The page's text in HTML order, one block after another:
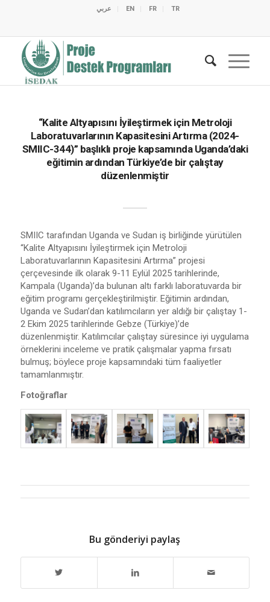
عربي EN FR TR
MC
C
COMCE
C
COMCE
C
“Kalite Altyapısını İyileştirmek için Metroloji
Laboratuvarlarının Kapasitesini Artırma (2024-
SMIIC-344)” başlıklı proje kapsamında Uganda’daki
eğitimin ardından Türkiye’de bir çalıştay
düzenlenmiştir
SMIIC tarafından Uganda ve Sudan iş birliğinde yürütülen
“Kalite Altyapısını İyileştirmek için Metroloji
Laboratuvarlarının Kapasitesini Artırma” projesi
çerçevesinde ilk olarak 9-11 Eylül 2025 tarihlerinde,
Kampala (Uganda)’da bulunan altı farklı laboratuvarda bir
eğitim programı gerçekleştirilmiştir. Eğitimin ardından,
Uganda ve Sudan’dan katılımcıların yer aldığı bir çalıştay 1-
2 Ekim 2025 tarihlerinde Gebze (Türkiye)’de
düzenlenmiştir. Katılımcılar çalıştay süresince iyi uygulama
örneklerini inceleme ve pratik çalışmalar yapma fırsatı
bulmuş; böylece proje kapsamındaki tüm faaliyetler
tamamlanmıştır.
Fotoğraflar
Bu gönderiyi paylaş